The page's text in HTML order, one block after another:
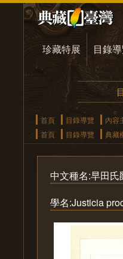
珍藏特展 目錄
首頁 目錄導覽 內容
首頁
目錄導覽 典藏
中文種名:早田氏
學名:Justicia